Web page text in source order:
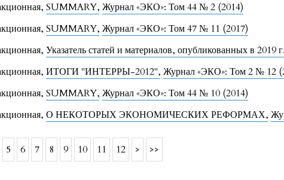
SUMMARY,Журнал «ЭКО»: Том 44 № 2 (2014)
SUMMARY,Журнал «ЭКО»: Том 47 № 11 (2017)
Указатель статей и материалов, опубликованных в 2019
ИТОГИ "ИНТЕРРЫ-2012",Журнал «ЭКО»: Том 2 № 12
SUMMARY,Журнал «ЭКО»: Том 44 № 10 (2014)
О НЕКОТОРЫХ ЭКОНОМИЧЕСКИХ РЕФОРМАХ,
5 6 7 8 9 10 11 12 > >>